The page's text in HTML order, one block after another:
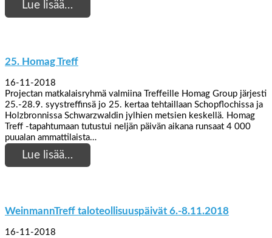
Lue lisää…
25. Homag Treff
16-11-2018
Projectan matkalaisryhmä valmiina Treffeille Homag Group järjesti
25.-28.9. syystreffinsä jo 25. kertaa tehtaillaan Schopflochissa ja
Holzbronnissa Schwarzwaldin jylhien metsien keskellä. Homag
Treff -tapahtumaan tutustui neljän päivän aikana runsaat 4 000
puualan ammattilaista…
Lue lisää…
WeinmannTreff taloteollisuuspäivät 6.-8.11.2018
16-11-2018